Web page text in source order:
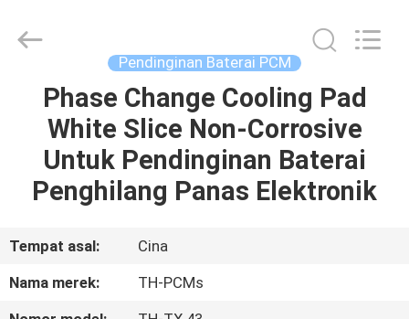
RUMAH
PRODUK
TENTANG
KAMI
energy
Technology
Pendinginan Baterai PCM
Phase Change Cooling Pad
White Slice Non-Corrosive
Untuk Pendinginan Baterai
Penghilang Panas Elektronik
Tempat asal:
Cina
Nama merek:
TH-PCMs